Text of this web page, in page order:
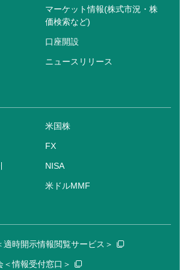
マーケット情報(株式市況・株
価検索など)
口座開設
ニュースリリース
米国株
FX
NISA
米ドルMMF
適時開示情報閲覧サービス＞
情報受付窓口＞